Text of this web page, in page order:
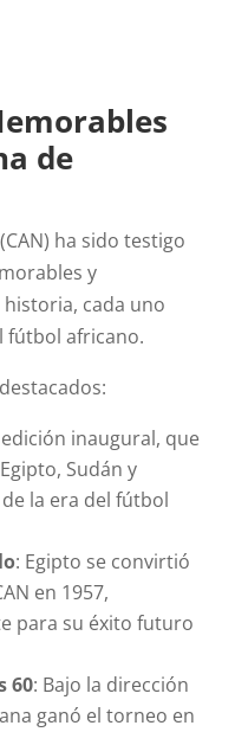
de
ha sido testigo
y
cada uno
fútbol africano.
edición inaugural, que
Sudán y
la era del fútbol
: Egipto se convirtió
en 1957,
para su éxito futuro
60: Bajo la dirección
ganó el torneo en